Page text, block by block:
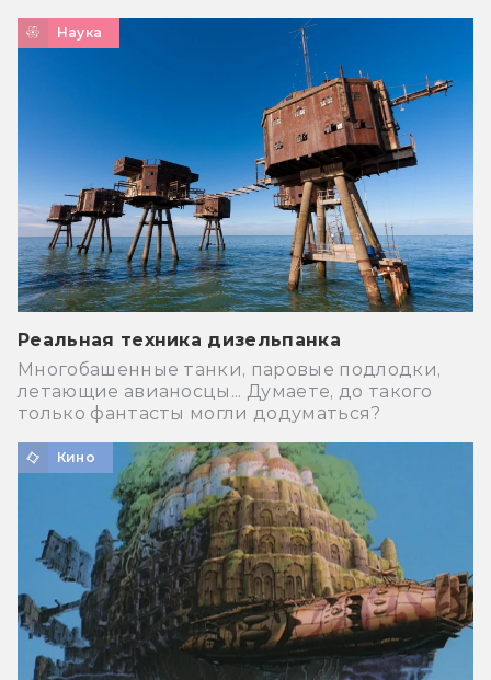
Наука
Реальная техника дизельпанка
Многобашенные танки, паровые подлодки,
летающие авианосцы... Думаете, до такого
только фантасты могли додуматься?
Кино